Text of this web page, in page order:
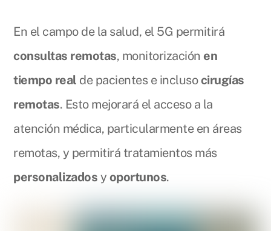
En el campo de la salud, el 5G permitirá
consultas remotas, monitorización en
tiempo real de pacientes e inclusocirugías
remotas. Esto mejorará el acceso a la
atención médica, particularmente en áreas
remotas, y permitirá tratamientos más
personalizados y oportunos.